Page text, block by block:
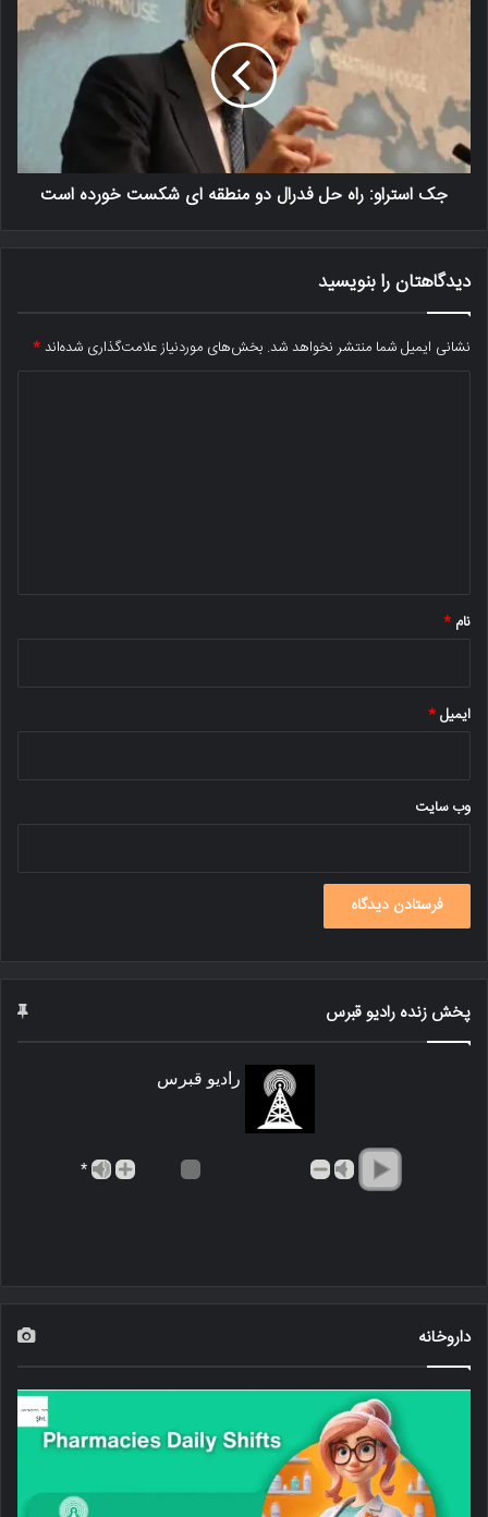
جک استراو: راه حل فدرال دو منطقه ای شکست خورده است
دیدگاهتان را بنویسید
نشانی ایمیل شما منتشر نخواهد شد. بخش‌های موردنیاز علامت‌گذاری شده‌اند*
نام *
ایمیل*
وب‌ سایت
پخش زنده رادیو قبرس
رادیو قبرس
*
داروخانه